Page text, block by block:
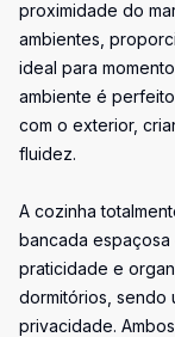
proximidade do
ambientes,
ideal para
ambiente é
com o exterior,
fluidez.
A cozinha
bancada
praticidade e
dormitórios, sendo
privacidade.